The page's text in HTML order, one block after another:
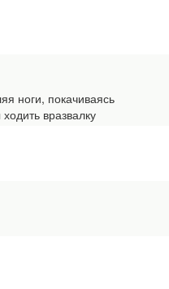
ноги, покачиваясь
вразвалку